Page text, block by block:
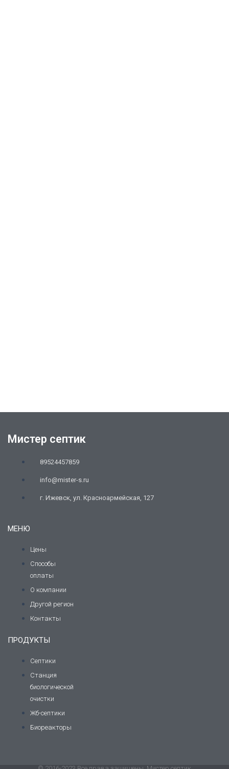
Мистер септик
89524457859
info@mister-s.ru
г. Ижевск, ул. Красноармейская, 127
МЕНЮ
Цены
Способы
оплаты
О компании
Другой регион
Контакты
ПРОДУКТЫ
Септики
Станция
биологической
очистки
Жб-септики
Биореакторы